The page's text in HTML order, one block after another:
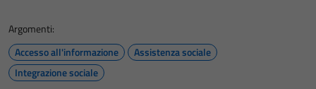
Argomenti:
Accesso all'informazione
Assistenza sociale
Integrazione sociale